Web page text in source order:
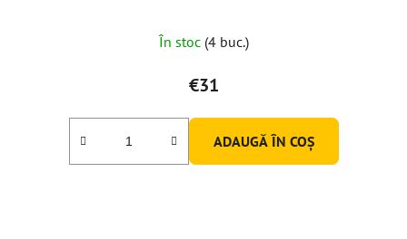
În stoc (4 buc.)
€31
ADAUGĂ ÎN COŞ